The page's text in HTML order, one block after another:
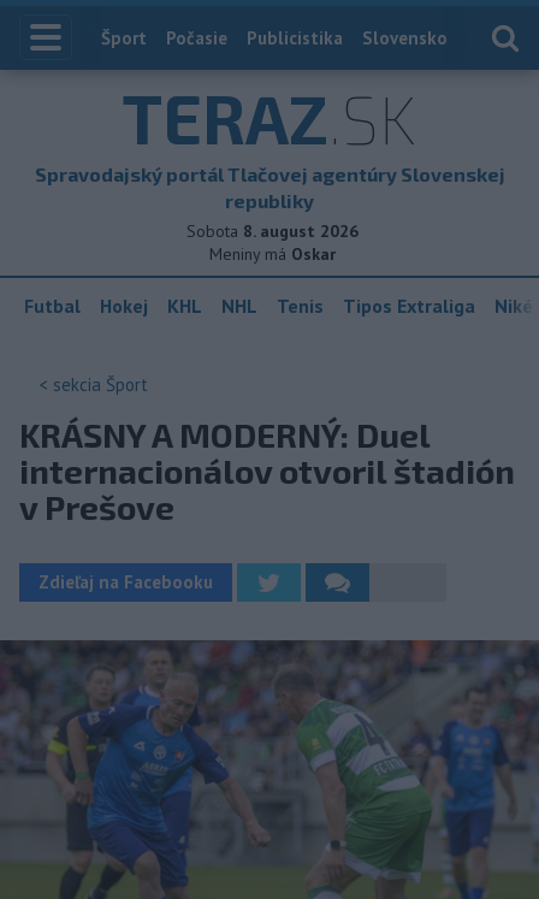
Index
Šport Počasie Publicistika Slovensko
TERAZ.SK
Spravodajský portál Tlačovej agentúry Slovenskej
republiky
Sobota 8. august 2026
Meniny má Oskar
Futbal Hokej KHL NHL Tenis Tipos Extraliga
< sekcia Šport
KRÁSNY A MODERNÝ: Duel
internacionálov otvoril štadión
v Prešove
Zdieľaj na Facebooku